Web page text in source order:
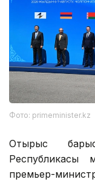
Фото: primeminister.kz
Отырыс
Республикасы
премьер-